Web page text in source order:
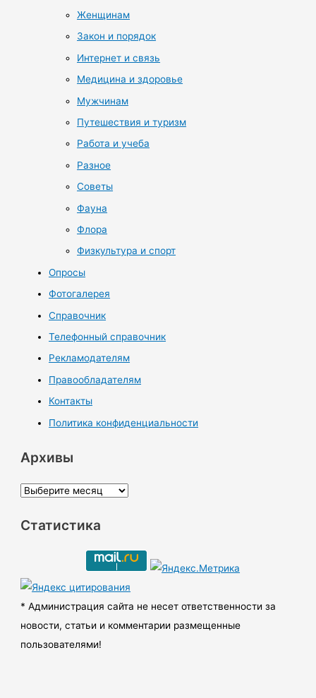
Женщинам
Закон и порядок
Интернет и связь
Медицина и здоровье
Мужчинам
Путешествия и туризм
Работа и учеба
Разное
Советы
Фауна
Флора
Физкультура и спорт
Опросы
Фотогалерея
Справочник
Телефонный справочник
Рекламодателям
Правообладателям
Контакты
Политика конфиденциальности
Архивы
А
х
ы
Статистика
* Администрация сайта не несет ответственности за
новости, статьи и комментарии размещенные
пользователями!